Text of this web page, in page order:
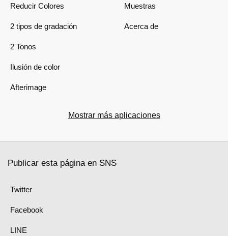
Reducir Colores
2 tipos de gradación
2 Tonos
Ilusión de color
Afterimage
Muestras
Acerca de
Mostrar más aplicaciones
Publicar esta página en SNS
Twitter
Facebook
LINE